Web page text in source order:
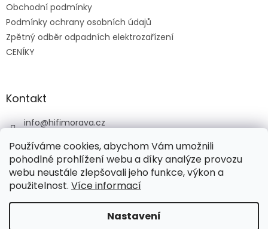
Používáme cookies, abychom Vám umožnili
pohodlné prohlížení webu a díky analýze provozu
webu neustále zlepšovali jeho funkce, výkon a
použitelnost. Více informací
Nastavení
v
ý
p
Obchodní podmínky
Podmínky ochrany osobních údajů
Zpětný odběr odpadních elektrozařízení
CENÍKY
Kontakt
info@hifimorava.cz
+420 722 705 125
+420 774 037 152
HI-FI Morava
Vytvořil Shoptet